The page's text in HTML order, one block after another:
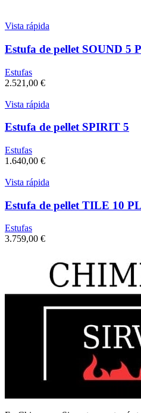
Vista rápida
Estufa de pellet SOUND 5
Estufas
2.521,00 €
Vista rápida
Estufa de pellet SPIRIT 5
Estufas
1.640,00 €
Vista rápida
Estufa de pellet TILE 10
Estufas
3.759,00 €